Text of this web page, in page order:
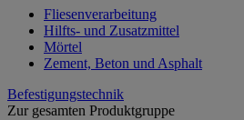
Fliesenverarbeitung
Hilfts- und Zusatzmittel
Mörtel
Zement, Beton und Asphalt
Befestigungstechnik
Zur gesamten Produktgruppe